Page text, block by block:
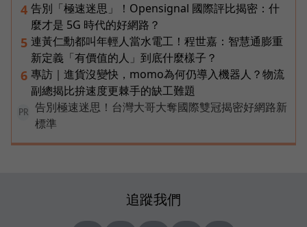
4 告別「極速迷思」！Opensignal 國際評比揭密：什
麼才是 5G 時代的好網路？
5 連黃仁勳都叫年輕人當水電工！程世嘉：智慧通膨重
新定義「有價值的人」到底什麼樣子？
6 專訪｜進貨沒變快，momo為何仍導入機器人？物流
副總揭比拚速度更棘手的缺工難題
PR
告別極速迷思！台灣大哥大奪國際雙冠揭密好網路新
標準
追蹤我們